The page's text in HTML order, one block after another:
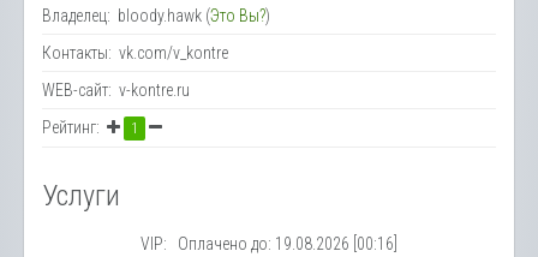
Владелец: bloody.hawk (Это Вы?)
Контакты: vk.com/v_kontre
WEB-сайт: v-kontre.ru
Рейтинг:
1
Услуги
VIP: Оплачено до: 19.08.2026 [00:16]